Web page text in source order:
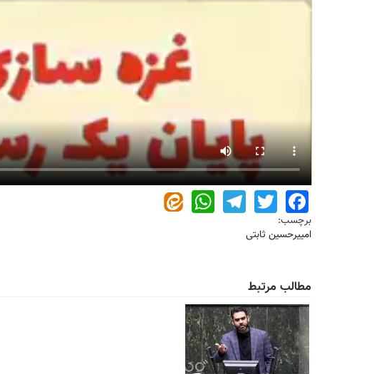
Facebook
Twitter
Telegram
WhatsApp
برچسب:
امییرحسین ثابتی
مطالب مرتبط